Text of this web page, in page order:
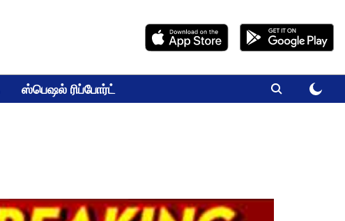
ஸ்பெஷல் ரிப்போர்ட்